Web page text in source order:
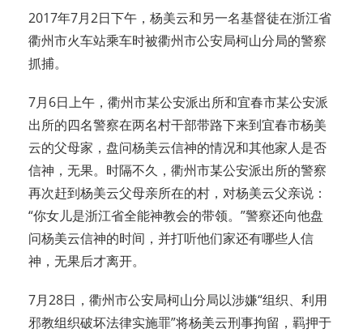
2017年7月2日下午，杨美云和另一名基督徒在浙江省
衢州市火车站乘车时被衢州市公安局柯山分局的警察
抓捕。
7月6日上午，衢州市某公安派出所和宜春市某公安派
出所的四名警察在两名村干部带路下来到宜春市杨美
云的父母家，盘问杨美云信神的情况和其他家人是否
信神，无果。时隔不久，衢州市某公安派出所的警察
再次赶到杨美云父母亲所在的村，对杨美云父亲说：
“你女儿是浙江省全能神教会的带领。”警察还向他盘
问杨美云信神的时间，并打听他们家还有哪些人信
神，无果后才离开。
7月28日，衢州市公安局柯山分局以涉嫌“组织、利用
邪教组织破坏法律实施罪”将杨美云刑事拘留，羁押于